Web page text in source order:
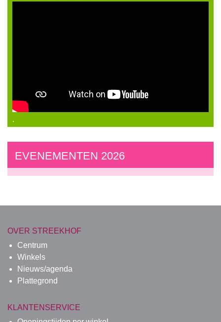
.
EVENEMENTEN 2026
OVER STREEKHOF
Centrum
Winkels
Nieuws/agenda
Plattegrond
KLANTENSERVICE